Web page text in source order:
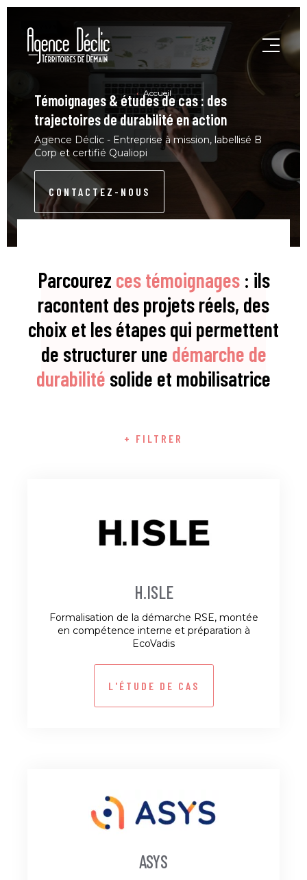
Accueil
Témoignages & études de cas : des
trajectoires de durabilité en action
Agence Déclic - Entreprise à mission, labellisé B
Corp et certifié Qualiopi
CONTACTEZ-NOUS
Parcourez ces témoignages: ils
racontent des projets réels, des
choix et les étapes qui permettent
de structurer une démarche de
durabilité solide et mobilisatrice
+ FILTRER
H.ISLE
Formalisation de la démarche RSE, montée
en compétence interne et préparation à
EcoVadis
L'ÉTUDE DE CAS
ASYS